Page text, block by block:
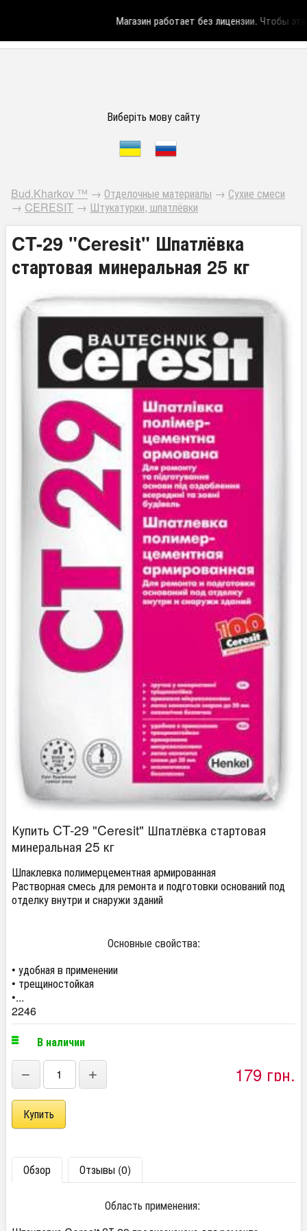
Магазин работает без лицензии.Чтобы эта
Виберіть мову сайту
Bud.Kharkov ™ → Отделочные материалы → Сухие смеси
→ CERESIT → Штукатурки, шпатлёвки
CT-29 "Ceresit" Шпатлёвка
стартовая минеральная 25 кг
Купить CT-29 "Ceresit" Шпатлёвка стартовая
минеральная 25 кг
Шпаклевка полимерцементная армированная
Растворная смесь для ремонта и подготовки оснований под
отделку внутри и снаружи зданий
Основные свойства:
• удобная в применении
• трещиностойкая
•...
2246
В наличии
− + 179 грн.
Обзор Отзывы (0)
Область применения: